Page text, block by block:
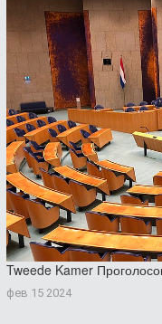
Tweede Kamer
фев 15 2024